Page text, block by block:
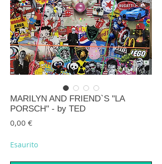
MARILYN AND FRIEND`S "LA
PORSCH" - by TED
0,00 €Prezzo
Esaurito